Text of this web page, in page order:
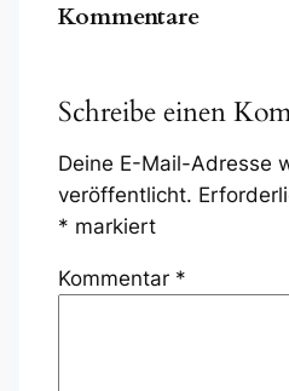
Kommentare
Schreibe einen
Deine E-Mail-Adresse
veröffentlicht.
* markiert
Kommentar *